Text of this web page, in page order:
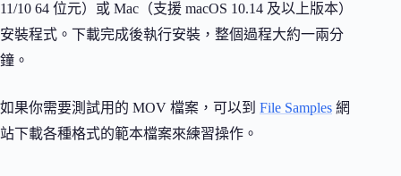
11/10 64 位元）或 Mac（支援 macOS 10.14 及以上版本）
安裝程式。下載完成後執行安裝，整個過程大約一兩分
鐘。
如果你需要測試用的 MOV 檔案，可以到 File Samples 網
站下載各種格式的範本檔案來練習操作。